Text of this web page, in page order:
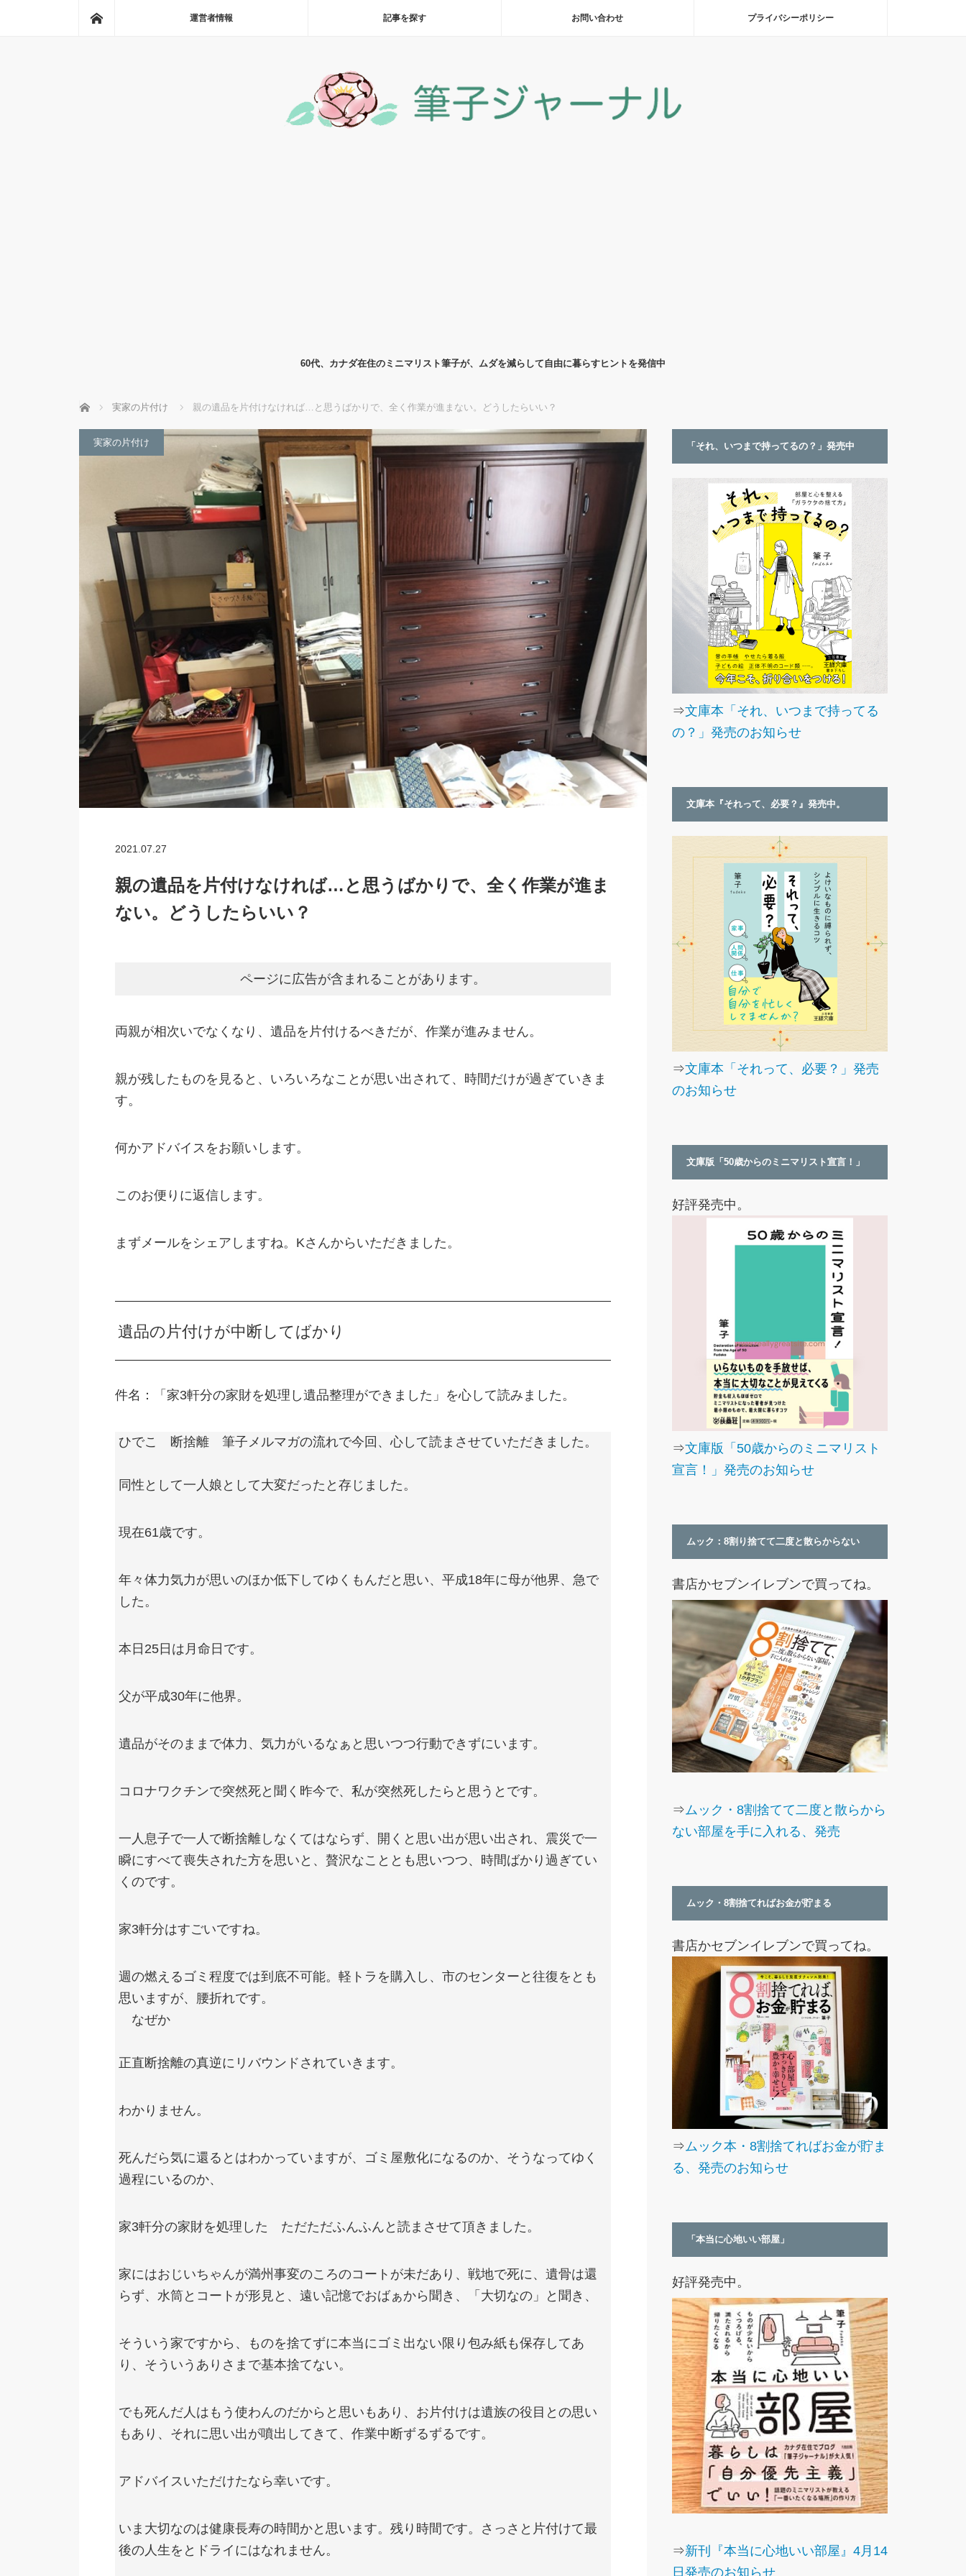
運営者情報 記事を探す お問い合わせ プライバシーポリシー
60代、カナダ在住のミニマリスト筆子が、ムダを減らして自由に暮らすヒントを発信中
ホーム 実家の片付け 親の遺品を片付けなければ…と思うばかりで、全く作業が進まない。どうしたらいい？
実家の片付け
2021.07.27
親の遺品を片付けなければ…と思うばかりで、全く作業が進ま
ない。どうしたらいい？
ページに広告が含まれることがあります。
両親が相次いでなくなり、遺品を片付けるべきだが、作業が進みません。
親が残したものを見ると、いろいろなことが思い出されて、時間だけが過ぎていきま
す。
何かアドバイスをお願いします。
このお便りに返信します。
まずメールをシェアしますね。Kさんからいただきました。
遺品の片付けが中断してばかり
件名：「家3軒分の家財を処理し遺品整理ができました」を心して読みました。
ひでこ 断捨離 筆子メルマガの流れで今回、心して読まさせていただきました。
同性として一人娘として大変だったと存じました。
現在61歳です。
年々体力気力が思いのほか低下してゆくもんだと思い、平成18年に母が他界、急で
した。
本日25日は月命日です。
父が平成30年に他界。
遺品がそのままで体力、気力がいるなぁと思いつつ行動できずにいます。
コロナワクチンで突然死と聞く昨今で、私が突然死したらと思うとです。
一人息子で一人で断捨離しなくてはならず、開くと思い出が思い出され、震災で一
瞬にすべて喪失された方を思いと、贅沢なこととも思いつつ、時間ばかり過ぎてい
くのです。
家3軒分はすごいですね。
週の燃えるゴミ程度では到底不可能。軽トラを購入し、市のセンターと往復をとも
思いますが、腰折れです。
なぜか
正直断捨離の真逆にリバウンドされていきます。
わかりません。
死んだら気に還るとはわかっていますが、ゴミ屋敷化になるのか、そうなってゆく
過程にいるのか、
家3軒分の家財を処理した ただただふんふんと読まさせて頂きました。
家にはおじいちゃんが満州事変のころのコートが未だあり、戦地で死に、遺骨は還
らず、水筒とコートが形見と、遠い記憶でおばぁから聞き、「大切なの」と聞き、
そういう家ですから、ものを捨てずに本当にゴミ出ない限り包み紙も保存してあ
り、そういうありさまで基本捨てない。
でも死んだ人はもう使わんのだからと思いもあり、お片付けは遺族の役目との思い
もあり、それに思い出が噴出してきて、作業中断ずるずるです。
アドバイスいただけたなら幸いです。
いま大切なのは健康長寿の時間かと思います。残り時間です。さっさと片付けて最
後の人生をとドライにはなれません。
「それ、いつまで持ってるの？」発売中
⇒文庫本「それ、いつまで持ってる
の？」発売のお知らせ
文庫本『それって、必要？』発売中。
⇒文庫本「それって、必要？」発売
のお知らせ
文庫版「50歳からのミニマリスト宣言！」
好評発売中。
⇒文庫版「50歳からのミニマリスト
宣言！」発売のお知らせ
ムック：8割り捨てて二度と散らからない
書店かセブンイレブンで買ってね。
⇒ムック・8割捨てて二度と散らから
ない部屋を手に入れる、発売
ムック・8割捨てればお金が貯まる
書店かセブンイレブンで買ってね。
⇒ムック本・8割捨てればお金が貯ま
る、発売のお知らせ
「本当に心地いい部屋」
好評発売中。
⇒新刊『本当に心地いい部屋』4月14
日発売のお知らせ